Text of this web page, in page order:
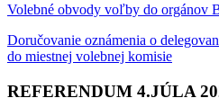
Volebné obvody voľby do orgánov
Doručovanie oznámenia o
do miestnej volebnej komisie
REFERENDUM 4.JÚLA